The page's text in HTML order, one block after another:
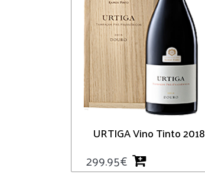
URTIGA Vino Tinto 2018
299.95€